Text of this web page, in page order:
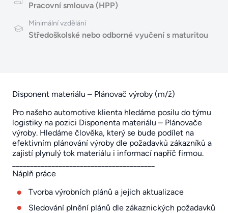
Pracovní smlouva (HPP)
Minimální vzdělání
Středoškolské nebo odborné vyučení s maturitou
Disponent materiálu – Plánovač výroby (m/ž)
Pro našeho automotive klienta hledáme posilu do týmu
logistiky na pozici Disponenta materiálu – Plánovače
výroby. Hledáme člověka, který se bude podílet na
efektivním plánování výroby dle požadavků zákazníků a
zajistí plynulý tok materiálu i informací napříč firmou.
Náplň práce
Tvorba výrobních plánů a jejich aktualizace
Sledování plnění plánů dle zákaznických požadavků